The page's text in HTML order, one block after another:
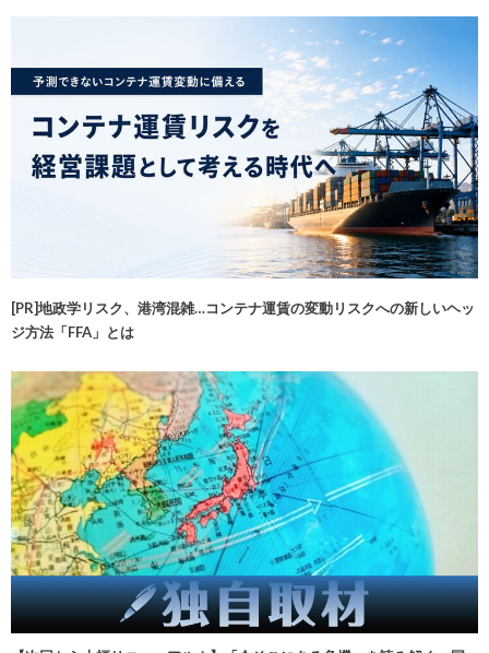
[PR]地政学リスク、港湾混雑…コンテナ運賃の変動リスクへの新しいヘッ
ジ方法「FFA」とは